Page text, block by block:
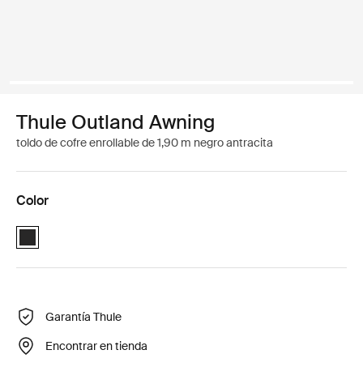
Thule Outland Awning
toldo de cofre enrollable de 1,90 m negro antracita
Color
Thule Outland Awning Antracita (selected)
Garantía Thule
Encontrar en tienda